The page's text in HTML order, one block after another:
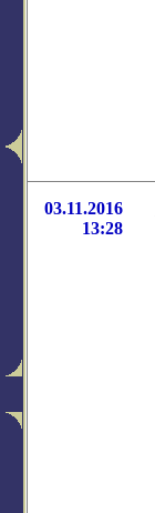
03.11.2016
13:28